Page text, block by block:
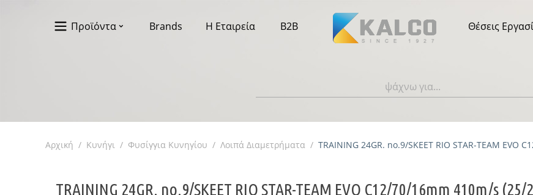
Προϊόντα Brands Η Εταιρεία B2B Θέσεις
Αρχική / Κυνήγι / Φυσίγγια Κυνηγίου / Λοιπά Διαμετρήματα / TRAINING 24GR. no.9/SKEET RIO STAR-TEAM EVO
TRAINING 24GR. no.9/SKEET RIO STAR-TEAM EVO C12/70/16mm 410m/s (25/